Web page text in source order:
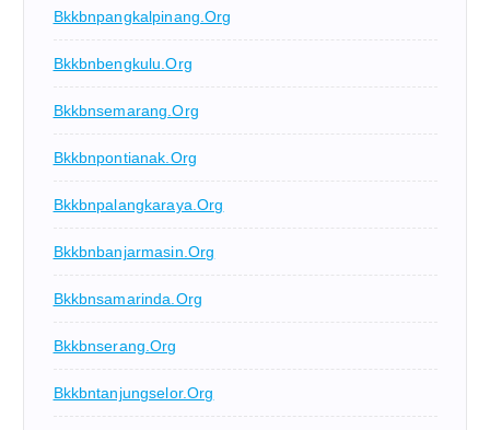
Bkkbnpangkalpinang.org
Bkkbnbengkulu.org
Bkkbnsemarang.org
Bkkbnpontianak.org
Bkkbnpalangkaraya.org
Bkkbnbanjarmasin.org
Bkkbnsamarinda.org
Bkkbnserang.org
Bkkbntanjungselor.org